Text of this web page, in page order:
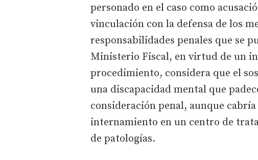
personado en el caso como
vinculación con la defensa de los
responsabilidades penales que se
Ministerio Fiscal, en virtud de un
procedimiento, considera que el
una discapacidad mental que
consideración penal, aunque
internamiento en un centro de
de patologías.